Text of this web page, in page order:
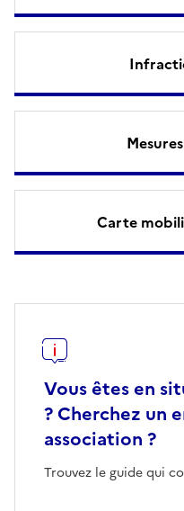
Carte
Vous êtes en
? Cherchez un
association ?
Trouvez le guide qui